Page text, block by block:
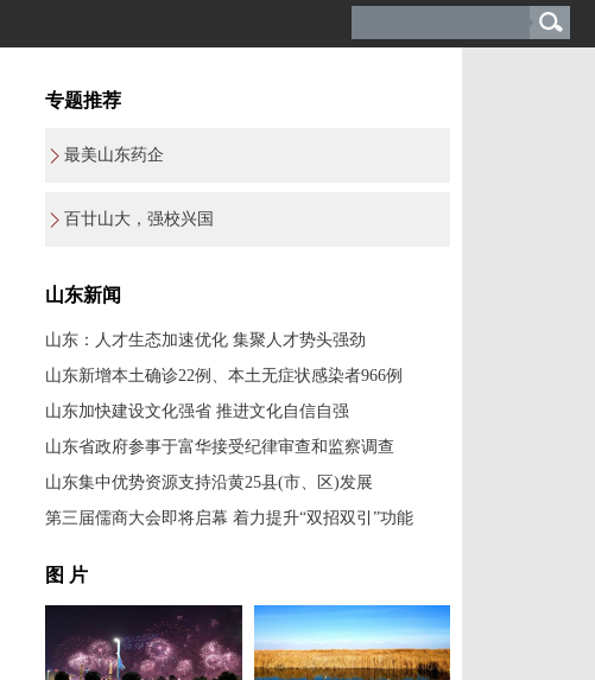
专题推荐
最美山东药企
百廿山大，强校兴国
山东新闻
山东：人才生态加速优化 集聚人才势头强劲
山东新增本土确诊22例、本土无症状感染者966例
山东加快建设文化强省 推进文化自信自强
山东省政府参事于富华接受纪律审查和监察调查
山东集中优势资源支持沿黄25县(市、区)发展
第三届儒商大会即将启幕 着力提升“双招双引”功能
图 片